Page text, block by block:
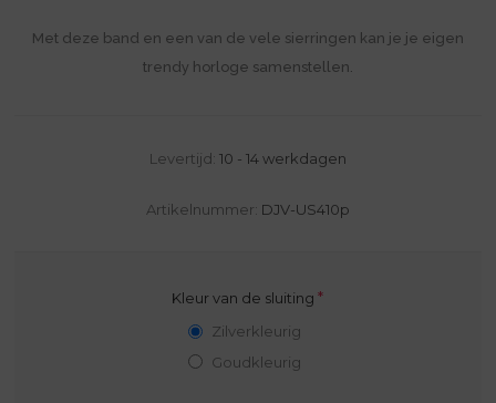
Met deze band en een van de vele sierringen kan je je eigen
trendy horloge samenstellen.
Levertijd: 10 - 14 werkdagen
Artikelnummer: DJV-US410p
Kleur van de sluiting*
Zilverkleurig
Goudkleurig